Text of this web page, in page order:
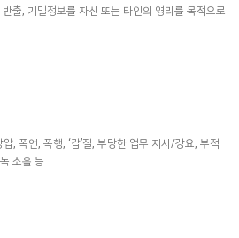
출, 기밀정보를 자신 또는 타인의 영리를 목적으로
, 폭언, 폭행, ‘갑’질, 부당한 업무 지시/강요, 부적
소홀 등